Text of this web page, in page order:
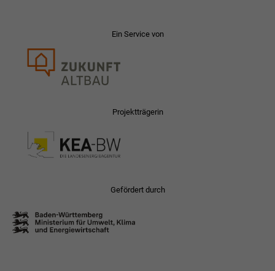
Ein Service von
Projektträgerin
Gefördert durch